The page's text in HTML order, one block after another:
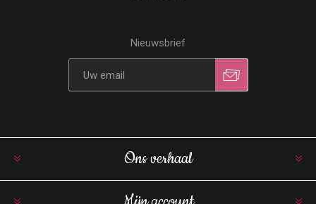
Nieuwsbrief
Ons verhaal